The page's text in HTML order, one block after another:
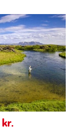
kr.